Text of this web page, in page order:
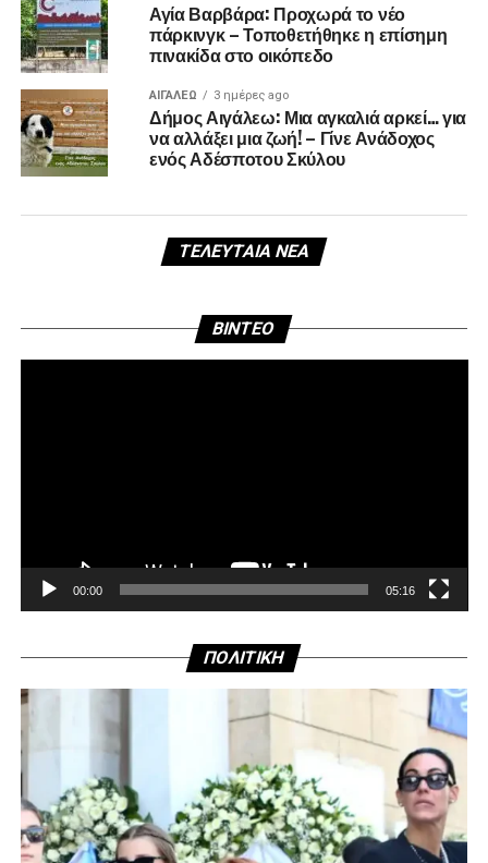
Αγία Βαρβάρα: Προχωρά το νέο
πάρκινγκ – Τοποθετήθηκε η επίσημη
πινακίδα στο οικόπεδο
ΑΙΓΑΛΕΩ 3 ημέρες ago
Δήμος Αιγάλεω: Μια αγκαλιά αρκεί… για
να αλλάξει μια ζωή! – Γίνε Ανάδοχος
ενός Αδέσποτου Σκύλου
ΤΕΛΕΥΤΑΊΑ ΝΈΑ
BINTEO
00:00 05:16
ΠΟΛΙΤΙΚΗ